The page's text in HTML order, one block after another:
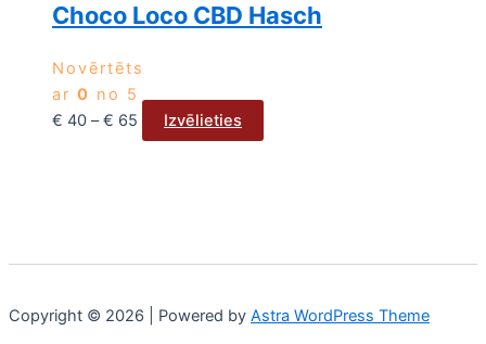
Choco Loco CBD Hasch
Novērtēts
ar 0 no 5
€ 40 – € 65 Izvēlieties
Copyright © 2026 | Powered by Astra WordPress Theme